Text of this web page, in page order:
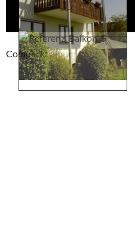
Compackt album